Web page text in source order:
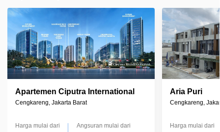
Apartemen Ciputra International
Cengkareng, Jakarta Barat
Harga mulai dari
Angsuran mulai dari
Aria Puri
Cengkareng,
Harga mulai dari